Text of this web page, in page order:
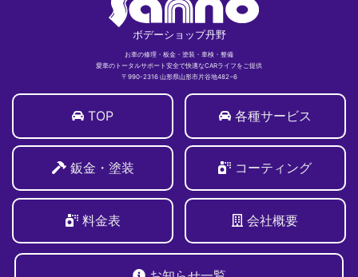
ボデーショップ丹野
お車の修理・板金・塗装・車検・整備
愛車のトータルサポート安全で快適なCARライフをご提供
〒990-2316 山形県山形市片谷地482−6
TOP 各種サービス
鈑金・塗装 コーティング
料金表 会社概要